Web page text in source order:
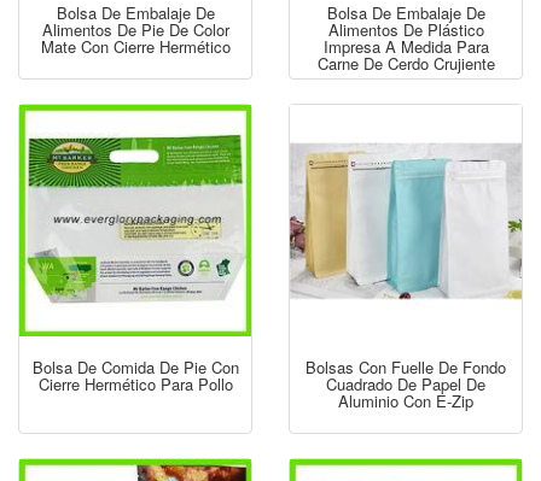
Bolsa De Embalaje De
Alimentos De Pie De Color
Mate Con Cierre Hermético
Bolsa De Embalaje De
Alimentos De Plástico
Impresa A Medida Para
Carne De Cerdo Crujiente
Bolsa De Comida De Pie Con
Cierre Hermético Para Pollo
Bolsas Con Fuelle De Fondo
Cuadrado De Papel De
Aluminio Con E-Zip